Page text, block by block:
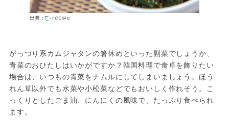
出典：
がっつり系カムジャタンの箸休めといった副菜でしょうか、
青菜のおひたしはいかがですか？韓国料理で食卓を飾りたい
場合は、いつもの青菜をナムルにしてしまいましょう。ほう
れん草以外でも水菜や小松菜などでもおいしく作れそう。こ
っくりとしたごま油、にんにくの風味で、たっぷり食べられ
ます。